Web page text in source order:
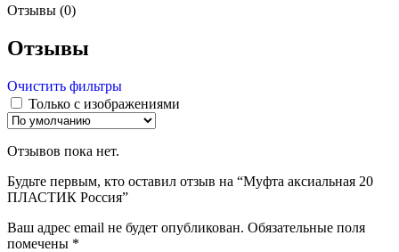
Отзывы (0)
Отзывы
Очистить фильтры
Только с изображениями
Отзывов пока нет.
Будьте первым, кто оставил отзыв на “Муфта аксиальная 20
ПЛАСТИК Россия”
Ваш адрес email не будет опубликован. Обязательные поля
помечены *